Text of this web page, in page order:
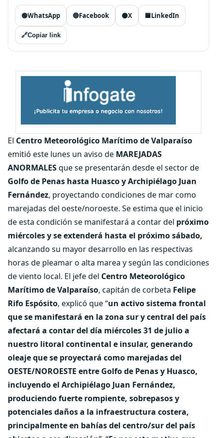
🟢WhatsApp 🔵Facebook ⚫X 🟦LinkedIn
🔗Copiar link
El Centro Meteorológico Marítimo de Valparaíso
emitió este lunes un aviso de MAREJADAS
ANORMALESque se presentarán desde el sector de
Golfo de Penas hasta Huasco y Archipiélago Juan
Fernández, proyectando condiciones de mar como
marejadas del oeste/noroeste. Se estima que el inicio
de esta condición se manifestará a contar del próximo
miércoles y se extenderá hasta el próximo sábado,
alcanzando su mayor desarrollo en las respectivas
horas de pleamar o alta marea y según las condiciones
de viento local. El jefe del Centro Meteorológico
Marítimo de Valparaíso, capitán de corbeta Felipe
Rifo Espósito, explicó que “un activo sistema frontal
que se manifestará en la zona sur y central del país
afectará a contar del día miércoles 31 de julio a
nuestro litoral continental e insular, generando
oleaje que se proyectará como marejadas del
OESTE/NOROESTE entre Golfo de Penas y Huasco,
incluyendo el Archipiélago Juan Fernández,
produciendo fuerte rompiente, sobrepasos y
potenciales daños a la infraestructura costera,
principalmente en bahías del centro/sur del país